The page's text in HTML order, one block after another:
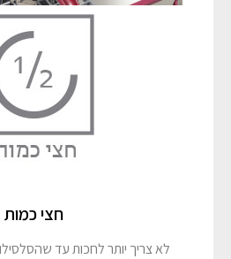
חצי כמות
לא צריך יותר לחכות עד